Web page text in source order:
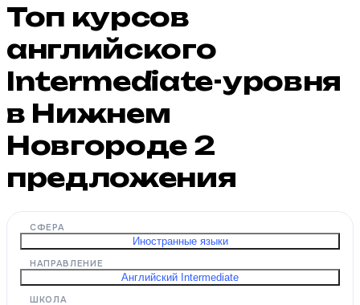
Топ курсов
английского
Intermediate-уровня
в Нижнем
Новгороде 2
предложения
СФЕРА
Иностранные языки
НАПРАВЛЕНИЕ
Английский Intermediate
ШКОЛА